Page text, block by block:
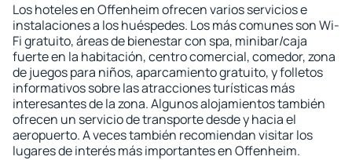
Los hoteles en Offenheim ofrecen varios servicios e
instalaciones a los huéspedes. Los más comunes son Wi-
Fi gratuito, áreas de bienestar con spa, minibar/caja
fuerte en la habitación, centro comercial, comedor, zona
de juegos para niños, aparcamiento gratuito, y folletos
informativos sobre las atracciones turísticas más
interesantes de la zona. Algunos alojamientos también
ofrecen un servicio de transporte desde y hacia el
aeropuerto. A veces también recomiendan visitar los
lugares de interés más importantes en Offenheim.